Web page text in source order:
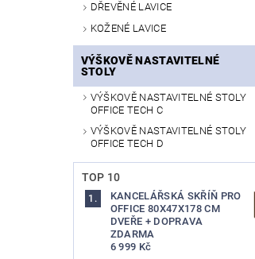
DŘEVĚNÉ LAVICE
KOŽENÉ LAVICE
VÝŠKOVĚ NASTAVITELNÉ
STOLY
VÝŠKOVĚ NASTAVITELNÉ STOLY
OFFICE TECH C
VÝŠKOVĚ NASTAVITELNÉ STOLY
OFFICE TECH D
TOP 10
KANCELÁŘSKÁ SKŘÍŇ PRO
OFFICE 80X47X178 CM
DVEŘE + DOPRAVA
ZDARMA
6 999 Kč